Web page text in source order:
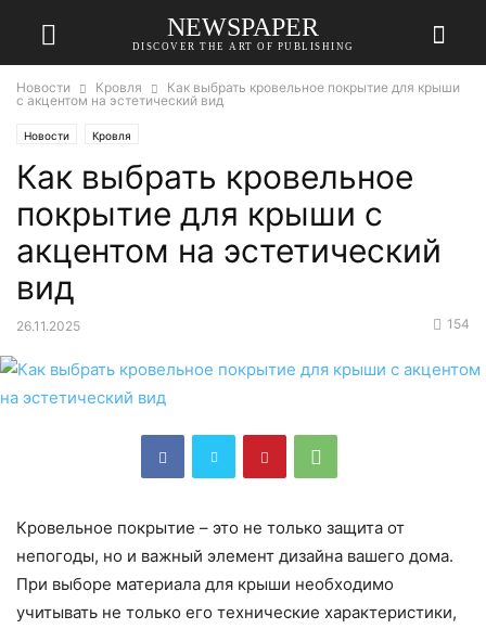
NEWSPAPER
DISCOVER THE ART OF PUBLISHING
Новости Кровля
Как выбрать кровельное покрытие для крыши
с акцентом на эстетический вид
Новости Кровля
Как выбрать кровельное
покрытие для крыши с
акцентом на эстетический
вид
26.11.2025 154
Кровельное покрытие – это не только защита от
непогоды, но и важный элемент дизайна вашего дома.
При выборе материала для крыши необходимо
учитывать не только его технические характеристики,